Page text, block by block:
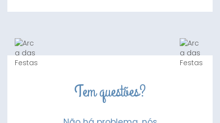
Balão
Dourado
Tem questões?